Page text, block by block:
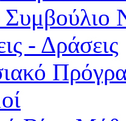
Συμβούλιο
- Δράσεις